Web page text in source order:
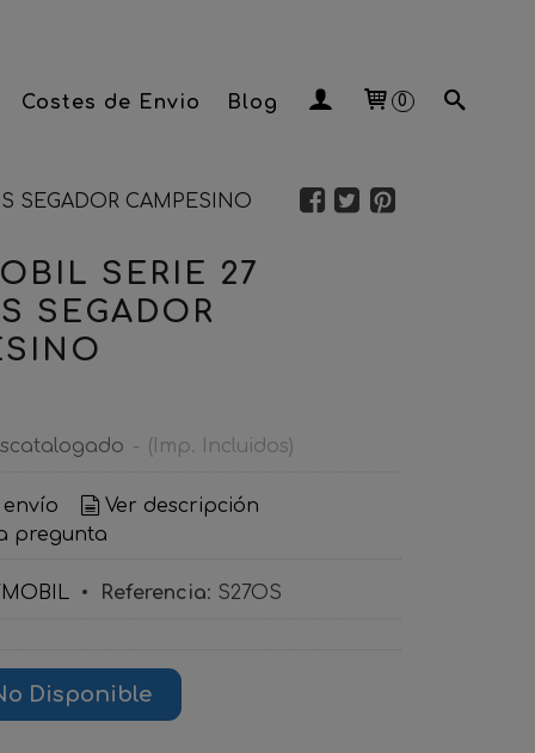
Costes de Envio Blog 0
SEGADOR CAMPESINO
SERIE 27
SEGADOR
- (Imp. Incluidos)
envío
Ver descripción
pregunta
• Referencia: S27OS
Disponible